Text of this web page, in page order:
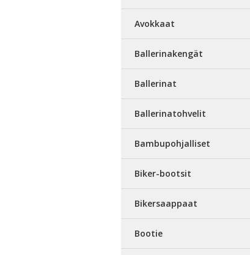
Avokkaat
Ballerinakengät
Ballerinat
Ballerinatohvelit
Bambupohjalliset
Biker-bootsit
Bikersaappaat
Bootie